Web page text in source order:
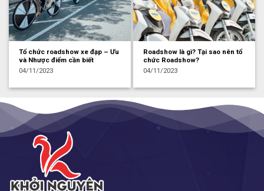
Tổ chức roadshow xe đạp – Ưu
và Nhược điểm cần biết
04/11/2023
Roadshow là gì? Tại sao nên tổ
chức Roadshow?
04/11/2023